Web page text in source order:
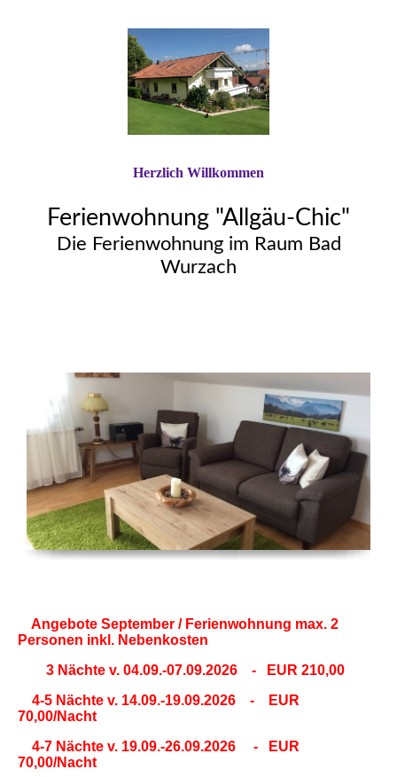
Ferienwohnung "Allgäu-Chic"
Die Ferienwohnung im Raum Bad
Wurzach
Herzlich Willkommen
Angebote September / Ferienwohnung max. 2
Personen inkl. Nebenkosten
3 Nächte v. 04.09.-07.09.2026 - EUR 210,00
4-5 Nächte v. 14.09.-19.09.2026 - EUR
70,00/Nacht
4-7 Nächte v. 19.09.-26.09.2026 - EUR
70,00/Nacht